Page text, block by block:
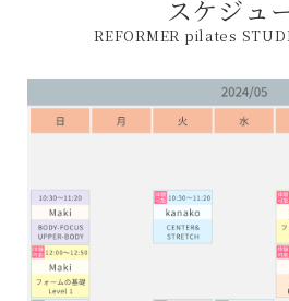
スケジュ
REFORMER pilates